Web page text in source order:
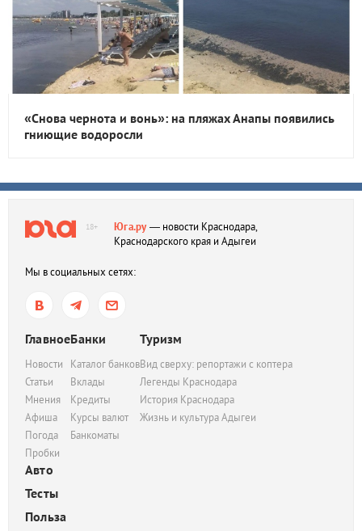
«Снова чернота и вонь»: на пляжах Анапы появились
гниющие водоросли
18+ Юга.ру— новости Краснодара,
Краснодарского края и Адыгеи
Мы в социальных сетях:
Главное
Новости
Статьи
Мнения
Афиша
Погода
Пробки
Банки
Каталог банков
Вклады
Кредиты
Курсы валют
Банкоматы
Туризм
Вид сверху: репортажи с коптера
Легенды Краснодара
История Краснодара
Жизнь и культура Адыгеи
Авто
Тесты
Польза